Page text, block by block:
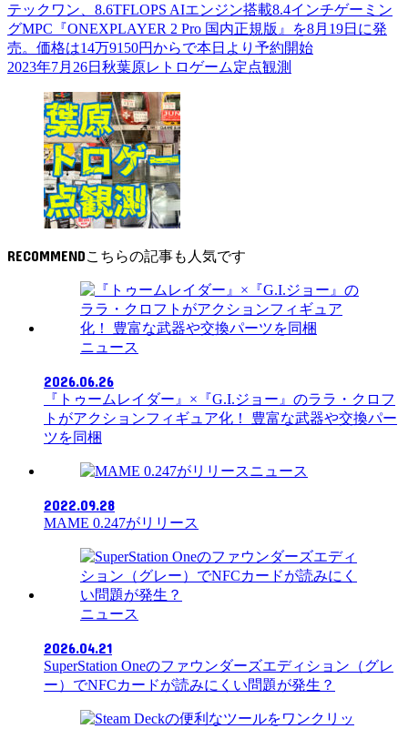
テックワン、8.6TFLOPS AIエンジン搭載8.4インチゲーミン
グMPC『ONEXPLAYER 2 Pro 国内正規版』を8月19日に発
売。価格は14万9150円からで本日より予約開始
2023年7月26日秋葉原レトロゲーム定点観測
RECOMMEND
ニュース
2026.06.26
『トゥームレイダー』×『G.I.ジョー』のララ・クロフ
トがアクションフィギュア化！ 豊富な武器や交換パー
ツを同梱
ニュース
2022.09.28
MAME 0.247がリリース
ニュース
2026.04.21
SuperStation Oneのファウンダーズエディション（グレ
ー）でNFCカードが読みにくい問題が発生？